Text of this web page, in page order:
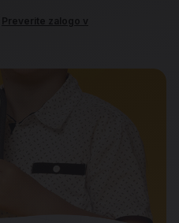
Preverite zalogo v